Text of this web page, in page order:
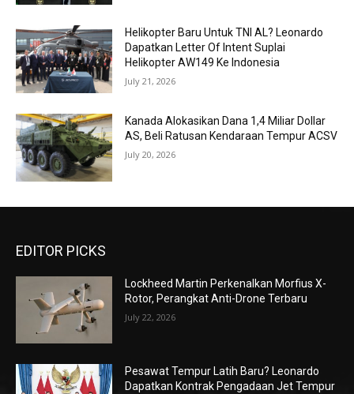
Helikopter Baru Untuk TNI AL? Leonardo
Dapatkan Letter Of Intent Suplai
Helikopter AW149 Ke Indonesia
July 21, 2026
Kanada Alokasikan Dana 1,4 Miliar Dollar
AS, Beli Ratusan Kendaraan Tempur ACSV
July 20, 2026
EDITOR PICKS
Lockheed Martin Perkenalkan Morfius X-
Rotor, Perangkat Anti-Drone Terbaru
July 22, 2026
Pesawat Tempur Latih Baru? Leonardo
Dapatkan Kontrak Pengadaan Jet Tempur